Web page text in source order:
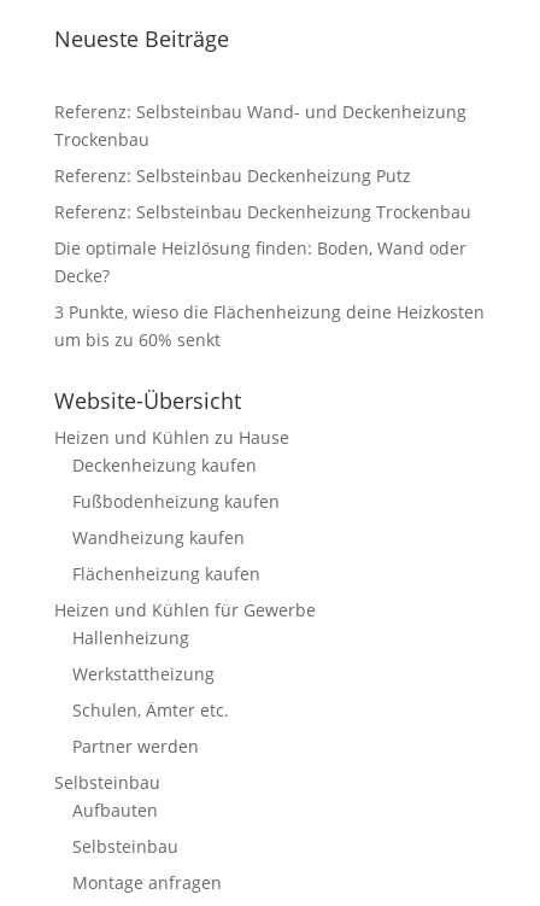
Neueste Beiträge
Referenz: Selbsteinbau Wand- und Deckenheizung
Trockenbau
Referenz: Selbsteinbau Deckenheizung Putz
Referenz: Selbsteinbau Deckenheizung Trockenbau
Die optimale Heizlösung finden: Boden, Wand oder
Decke?
3 Punkte, wieso die Flächenheizung deine Heizkosten
um bis zu 60% senkt
Website-Übersicht
Heizen und Kühlen zu Hause
Deckenheizung kaufen
Fußbodenheizung kaufen
Wandheizung kaufen
Flächenheizung kaufen
Heizen und Kühlen für Gewerbe
Hallenheizung
Werkstattheizung
Schulen, Ämter etc.
Partner werden
Selbsteinbau
Aufbauten
Selbsteinbau
Montage anfragen